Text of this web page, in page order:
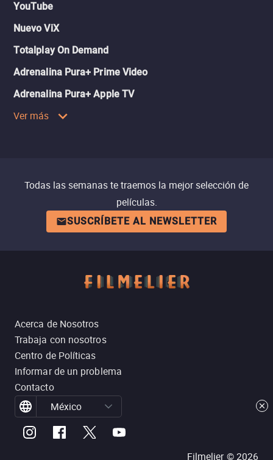
YouTube
Nuevo ViX
Totalplay On Demand
Adrenalina Pura+ Prime Video
Adrenalina Pura+ Apple TV
Ver más
Todas las semanas te traemos la mejor selección de
películas.
SUSCRÍBETE AL NEWSLETTER
Acerca de Nosotros
Trabaja con nosotros
Centro de Políticas
Informar de un problema
Contacto
México
Filmelier ©2026